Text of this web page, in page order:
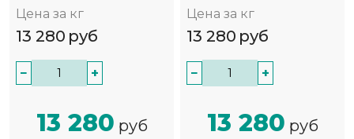
Цена за кг
13 280 руб
− +
13 280 руб
Цена за кг
13 280 руб
− +
13 280 руб